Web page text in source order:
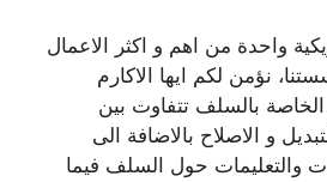
واحدة من اهم و اكثر الاعمال
نؤمن لكم ايها الاكارم
بالسلف تتفاوت بين
و الاصلاح بالاضافة الى
والتعليمات حول السلف فيما